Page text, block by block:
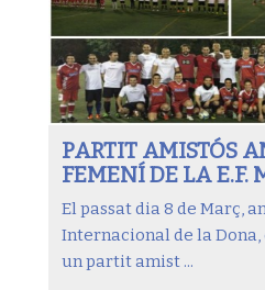
PARTIT AMISTÓS
FEMENÍ DE LA E.F.
El passat dia 8 de Març,
Internacional de la Dona,
un partit amist ...